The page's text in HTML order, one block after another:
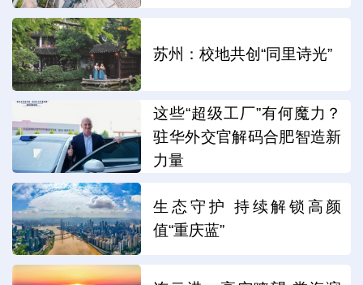
苏州：校地共创“同里诗光”
这些“超级工厂”有何魔力？
驻华外交官解码合肥智造新
力量
生态守护 持续解锁高颜
值“重庆蓝”